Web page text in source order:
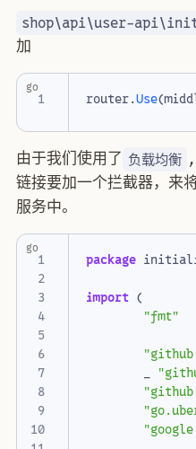
shop\api\user-
加
1 router.Use(
go
由于我们使用了 负载均衡
链接要加一个拦截器
服务中。
1
2
4
5
6
7
8
9
10
package
import (
"fmt"
_
go